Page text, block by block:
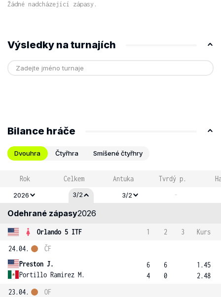
Žádné nadcházející zápasy.
Výsledky na turnajích
Bilance hráče
Dvouhra Čtyřhra Smíšené čtyřhry
Rok Celkem Antuka Tvrdý p.
2026 3/2 3/2 -
Odehrané zápasy2026
Orlando 5 ITF 1 2 3
Kurs
24.04.
Preston J.
Portillo Ramirez M.
ČF
6
4
6
0
1.45
2.48
23.04.
OF